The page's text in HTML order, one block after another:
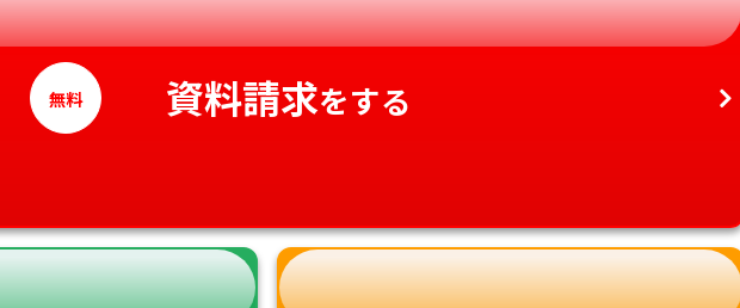
愛知県
愛媛県 沖縄県
無料 資料請求をする